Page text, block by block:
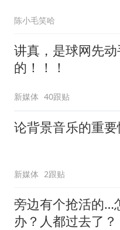
陈小毛笑哈
讲真，是球网先动
的！！！
新媒体 40跟贴
论背景音乐的重要
新媒体 2跟贴
旁边有个抢活的…
办？人都过去了？